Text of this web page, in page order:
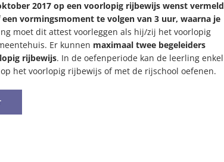
2017 op een voorlopig rijbewijs wenst vermeld
vormingsmoment te volgen van 3 uur, waarna je
moet dit attest voorleggen als hij/zij het voorlopig
Er kunnen maximaal twee begeleiders
rijbewijs. In de oefenperiode kan de leerling enkel
het voorlopig rijbewijs of met de rijschool oefenen.